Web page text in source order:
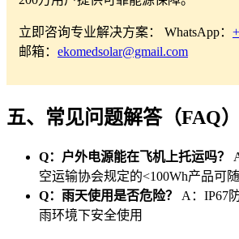
立即咨询专业解决方案： WhatsApp：
邮箱： ekomedsolar@gmail.com
五、常见问题解答（FAQ）
Q：户外电源能在飞机上托运吗？
空运输协会规定的<100Wh产品可
Q：雨天使用是否危险？
A：IP67
雨环境下安全使用